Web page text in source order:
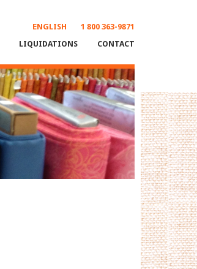
ENGLISH
1 800 363-9871
LIQUIDATIONS CONTACT